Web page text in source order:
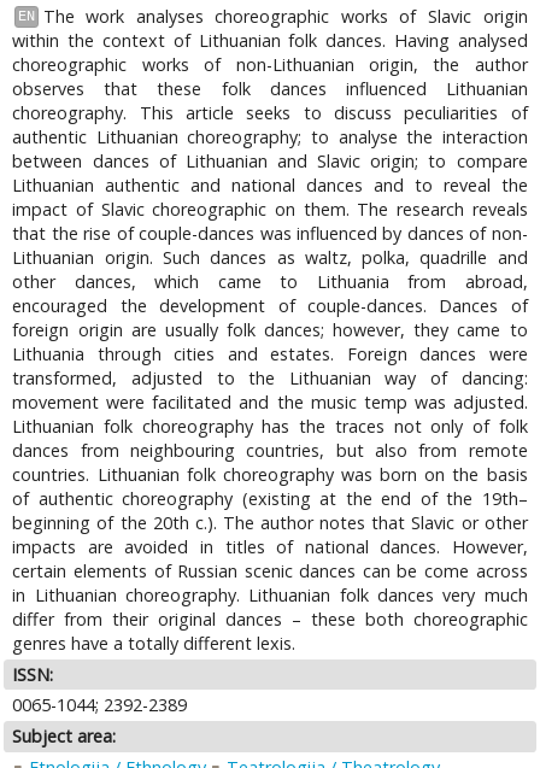
EN
The work analyses choreographic works of Slavic origin
within the context of Lithuanian folk dances. Having analysed
choreographic works of non-Lithuanian origin, the author
observes that these folk dances influenced Lithuanian
choreography. This article seeks to discuss peculiarities of
authentic Lithuanian choreography; to analyse the interaction
between dances of Lithuanian and Slavic origin; to compare
Lithuanian authentic and national dances and to reveal the
impact of Slavic choreographic on them. The research reveals
that the rise of couple-dances was influenced by dances of non-
Lithuanian origin. Such dances as waltz, polka, quadrille and
other dances, which came to Lithuania from abroad,
encouraged the development of couple-dances. Dances of
foreign origin are usually folk dances; however, they came to
Lithuania through cities and estates. Foreign dances were
transformed, adjusted to the Lithuanian way of dancing:
movement were facilitated and the music temp was adjusted.
Lithuanian folk choreography has the traces not only of folk
dances from neighbouring countries, but also from remote
countries. Lithuanian folk choreography was born on the basis
of authentic choreography (existing at the end of the 19th–
beginning of the 20th c.). The author notes that Slavic or other
impacts are avoided in titles of national dances. However,
certain elements of Russian scenic dances can be come across
in Lithuanian choreography. Lithuanian folk dances very much
differ from their original dances – these both choreographic
genres have a totally different lexis.
ISSN:
0065-1044; 2392-2389
Subject area: